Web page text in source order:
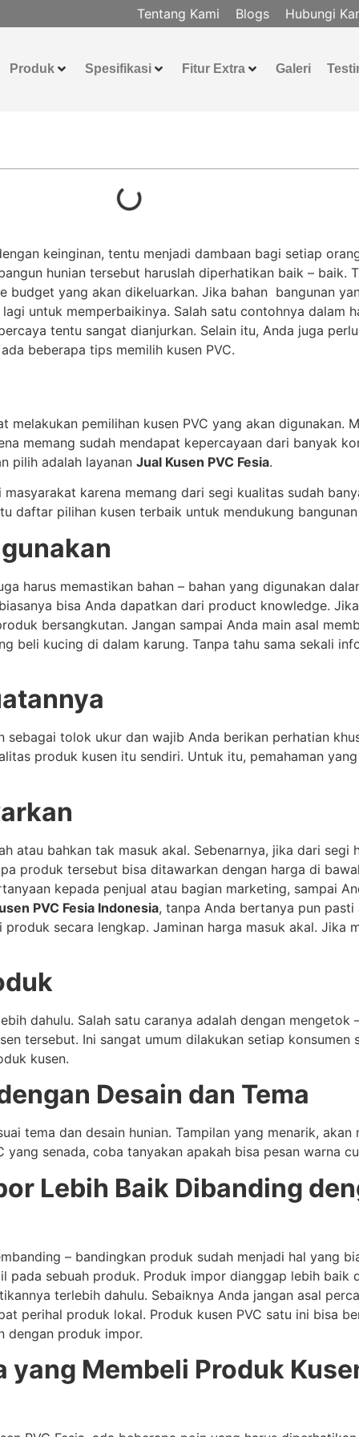
Tentang Kami Blogs Hubungi
Produk Spesifikasi Fitur Extra Galeri
keinginan, tentu menjadi dambaan bagi setiap
hunian tersebut haruslah diperhatikan baik – baik.
budget yang akan dikeluarkan. Jika bahan bangunan
untuk memperbaikinya. Salah satu contohnya dalam
tentu sangat dianjurkan. Selain itu, Anda juga
beberapa tips memilih kusen PVC.
pemilihan kusen PVC yang akan digunakan.
memang sudah mendapat kepercayaan dari banyak
pilih adalah layanan Jual Kusen PVC Fesia.
karena memang dari segi kualitas sudah
daftar pilihan kusen terbaik untuk mendukung
harus memastikan bahan – bahan yang digunakan
bisa Anda dapatkan dari product knowledge.
bersangkutan. Jangan sampai Anda main asal
beli kucing di dalam karung. Tanpa tahu sama sekali
tolok ukur dan wajib Anda berikan perhatian
produk kusen itu sendiri. Untuk itu, pemahaman
atau bahkan tak masuk akal. Sebenarnya, jika dari segi
produk tersebut bisa ditawarkan dengan harga di
kepada penjual atau bagian marketing, sampai
PVC Fesia Indonesia, tanpa Anda bertanya pun
secara lengkap. Jaminan harga masuk akal. Jika
dahulu. Salah satu caranya adalah dengan mengetok
tersebut. Ini sangat umum dilakukan setiap konsumen
kusen.
Desain dan Tema
tema dan desain hunian. Tampilan yang menarik, akan
senada, coba tanyakan apakah bisa pesan warna
Lebih Baik Dibanding
– bandingkan produk sudah menjadi hal yang
pada sebuah produk. Produk impor dianggap lebih baik
terlebih dahulu. Sebaiknya Anda jangan asal
perihal produk lokal. Produk kusen PVC satu ini bisa
dengan produk impor.
Membeli Produk